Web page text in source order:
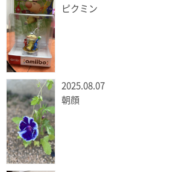
ピクミン
2025.08.07
朝顔